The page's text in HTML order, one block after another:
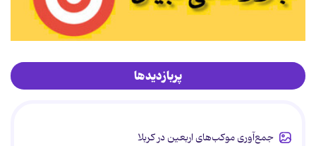
پربازدیدها
جمع‌آوری موکب‌های اربعین در کربلا